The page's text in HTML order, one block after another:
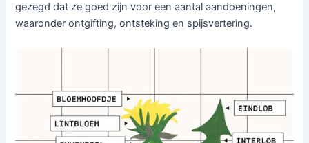
gezegd dat ze goed zijn voor een aantal aandoeningen,
waaronder ontgifting, ontsteking en spijsvertering.